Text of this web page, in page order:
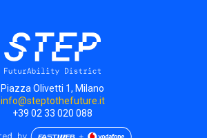
Piazza Olivetti 1, Milano
info@steptothefuture.it
+39 02 33 020 088